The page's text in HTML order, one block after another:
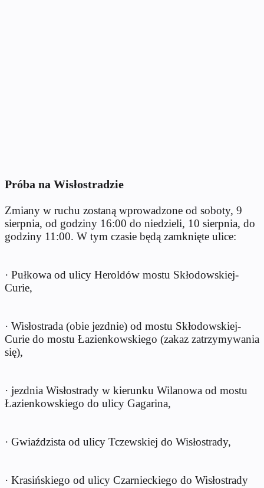
Próba na Wisłostradzie
Zmiany w ruchu zostaną wprowadzone od soboty, 9
sierpnia, od godziny 16:00 do niedzieli, 10 sierpnia, do
godziny 11:00. W tym czasie będą zamknięte ulice:
· Pułkowa od ulicy Heroldów mostu Skłodowskiej-
Curie,
· Wisłostrada (obie jezdnie) od mostu Skłodowskiej-
Curie do mostu Łazienkowskiego (zakaz zatrzymywania
się),
· jezdnia Wisłostrady w kierunku Wilanowa od mostu
Łazienkowskiego do ulicy Gagarina,
· Gwiaździsta od ulicy Tczewskiej do Wisłostrady,
· Krasińskiego od ulicy Czarnieckiego do Wisłostrady